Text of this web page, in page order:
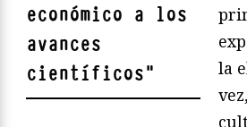
económico a los
avances
científicos"
la